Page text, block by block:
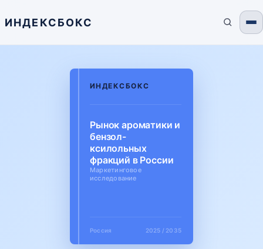
ИНДЕКСБОКС
ИНДЕКСБОКС
Рынок ароматики и
бензол-
ксилольных
фракций в России
Маркетинговое
исследование
Россия 2025 / 2035